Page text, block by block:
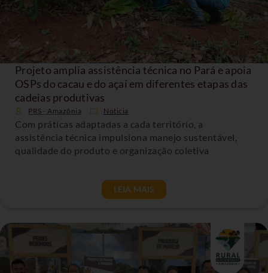
Projeto amplia assistência técnica no Pará e apoia
OSPs do cacau e do açaí em diferentes etapas das
cadeias produtivas
PRS - Amazônia Noticia
Com práticas adaptadas a cada território, a
assistência técnica impulsiona manejo sustentável,
qualidade do produto e organização coletiva
LEIA MAIS